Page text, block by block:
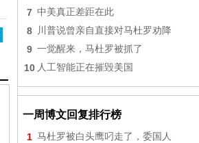
7 中美真正差距在此
8 川普说曾亲自直接对马杜罗劝降
9 一觉醒来，马杜罗被抓了
10 人工智能正在摧毁美国
一周博文回复排行榜
1 马杜罗被白头鹰叼走了，委国人